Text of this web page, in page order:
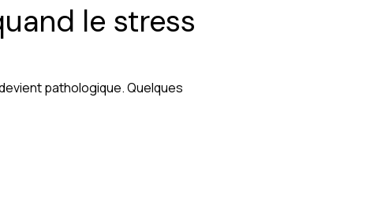
le stress
pathologique. Quelques